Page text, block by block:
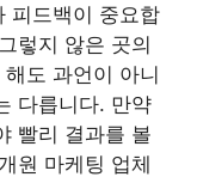
피드백이 중요합
렇지 않은 곳의
도 과언이 아니
다릅니다. 만약
빨리 결과를 볼
원 마케팅 업체